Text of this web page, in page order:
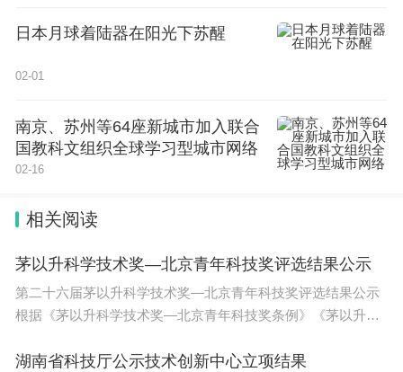
日本月球着陆器在阳光下苏醒
02-01
南京、苏州等64座新城市加入联合
国教科文组织全球学习型城市网络
02-16
相关阅读
茅以升科学技术奖—北京青年科技奖评选结果公示
第二十六届茅以升科学技术奖—北京青年科技奖评选结果公示
根据《茅以升科学技术奖—北京青年科技奖条例》《茅以升科
湖南省科技厅公示技术创新中心立项结果